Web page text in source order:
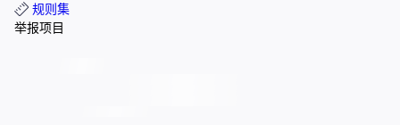
规则集
举报项目